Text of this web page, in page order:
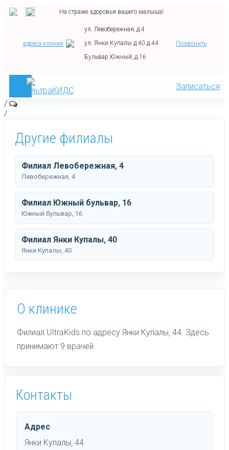
адреса клиник
ул. Левобережная, д.4
ул. Янки Купалы д.40 д.44
Бульвар Южный, д.16
На страже здоровья вашего малыша!
Позвонить
Записаться
/
/
Другие филиалы
Филиал Левобережная, 4
Левобережная, 4
Филиал Южный бульвар, 16
Южный бульвар, 16
Филиал Янки Купалы, 40
Янки Купалы, 40
О клинике
Филиал UltraKids по адресу Янки Купалы, 44. Здесь
принимают 9 врачей.
Контакты
Адрес
Янки Купалы, 44